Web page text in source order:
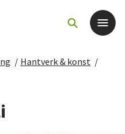
/ Hantverk & konst /